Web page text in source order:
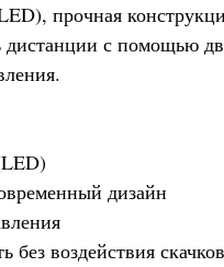
прочная
с помощью
дизайн
без воздействия